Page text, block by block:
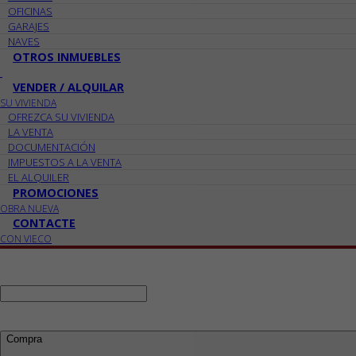
OFICINAS
GARAJES
NAVES
OTROS INMUEBLES
VENDER / ALQUILAR
SU VIVIENDA
OFREZCA SU VIVIENDA
LA VENTA
DOCUMENTACIÓN
IMPUESTOS A LA VENTA
EL ALQUILER
PROMOCIONES
OBRA NUEVA
CONTACTE
CON VIECO
Compra